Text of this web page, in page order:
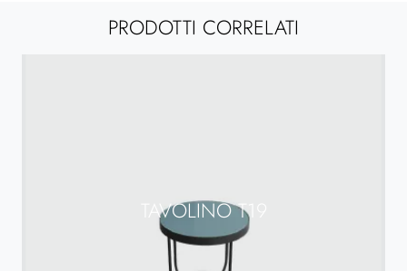
PRODOTTI CORRELATI
TAVOLINO T19